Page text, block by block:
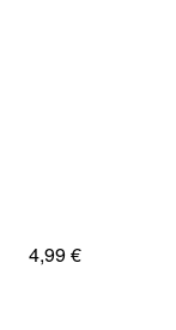
4,99 €